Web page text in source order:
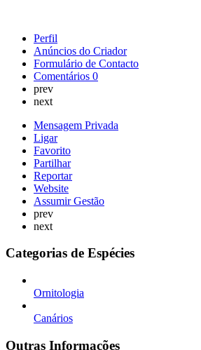
Perfil
Anúncios do Criador
Formulário de Contacto
Comentários 0
prev
next
Mensagem Privada
Ligar
Favorito
Partilhar
Reportar
Website
Assumir Gestão
prev
next
Categorias de Espécies
Ornitologia
Canários
Outras Informações